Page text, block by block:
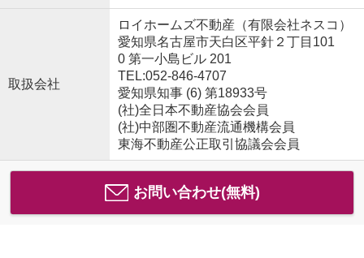
取扱会社
ロイホームズ不動産（有限会社ネスコ）
愛知県名古屋市天白区平針２丁目101
0 第一小島ビル 201
TEL:052-846-4707
愛知県知事 (6) 第18933号
(社)全日本不動産協会会員
(社)中部圏不動産流通機構会員
東海不動産公正取引協議会会員
お問い合わせ(無料)